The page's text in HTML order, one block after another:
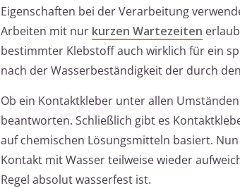
Eigenschaften bei der Verarbeitung
Arbeiten mit nur kurzen Wartezeiten
bestimmter Klebstoff auch wirklich für ein
nach der Wasserbeständigkeit der durch
Ob ein Kontaktkleber unter allen
beantworten. Schließlich gibt es
auf chemischen Lösungsmitteln basiert.
Kontakt mit Wasser teilweise wieder
Regel absolut wasserfest ist.